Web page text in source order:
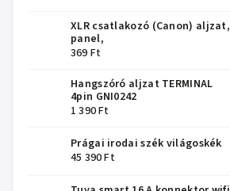
XLR csatlakozó (Canon) aljzat,
panel,
369 Ft
Hangszóró aljzat TERMINAL
4pin GNI0242
1 390 Ft
Prágai irodai szék világoskék
45 390 Ft